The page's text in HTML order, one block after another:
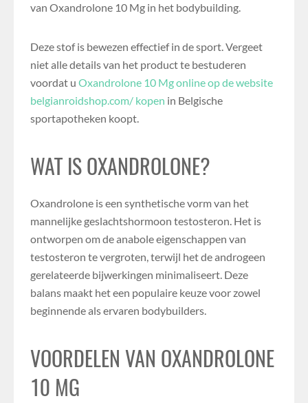
van Oxandrolone 10 Mg in het bodybuilding.
Deze stof is bewezen effectief in de sport. Vergeet
niet alle details van het product te bestuderen
voordat uOxandrolone 10 Mg online op de website
belgianroidshop.com/ kopen in Belgische
sportapotheken koopt.
WAT IS OXANDROLONE?
Oxandrolone is een synthetische vorm van het
mannelijke geslachtshormoon testosteron. Het is
ontworpen om de anabole eigenschappen van
testosteron te vergroten, terwijl het de androgeen
gerelateerde bijwerkingen minimaliseert. Deze
balans maakt het een populaire keuze voor zowel
beginnende als ervaren bodybuilders.
VOORDELEN VAN OXANDROLONE
10 MG